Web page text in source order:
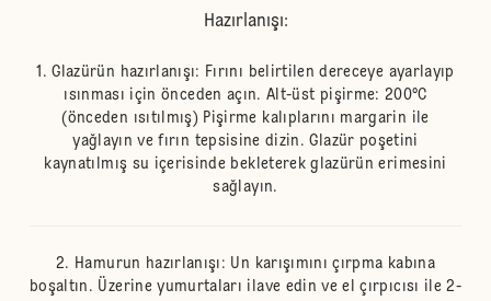
Hazırlanışı:
Glazürün hazırlanışı: Fırını belirtilen dereceye ayarlayıp
ısınması için önceden açın. Alt-üst pişirme: 200°C
(önceden ısıtılmış) Pişirme kalıplarını margarin ile
yağlayın ve fırın tepsisine dizin. Glazür poşetini
kaynatılmış su içerisinde bekleterek glazürün erimesini
sağlayın.
Hamurun hazırlanışı: Un karışımını çırpma kabına
boşaltın. Üzerine yumurtaları ilave edin ve el çırpıcısı ile 2-